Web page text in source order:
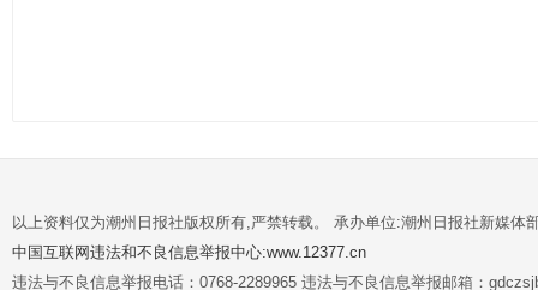
以上资料仅为潮州日报社版权所有,严禁转载。 承办单位:潮州日报社新媒体
中国互联网违法和不良信息举报中心:www.12377.cn
违法与不良信息举报电话：0768-2289965 违法与不良信息举报邮箱：